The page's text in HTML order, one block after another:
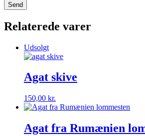
Relaterede varer
Udsolgt
Agat skive
150,00 kr.
Agat fra Rumænien